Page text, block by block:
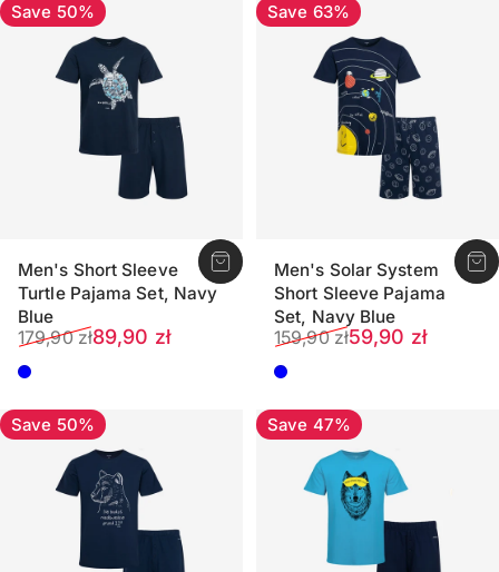
Save 50%
Men's Short Sleeve
Turtle Pajama Set, Navy
Blue
Sale price89,90 zł
Regular price
179,90 zł
Dark blue
Save 63%
Men's Solar System
Short Sleeve Pajama
Set, Navy Blue
Sale price59,90 zł
Regular price
159,90 zł
Dark blue
Save 50% Save 47%